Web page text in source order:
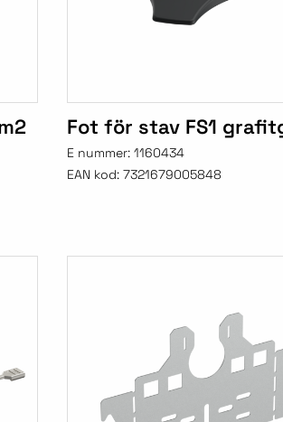
Fot för stav FS1
E nummer: 1160434
EAN kod: 7321679005848